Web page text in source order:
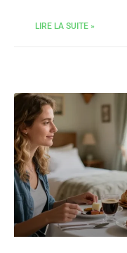
LIRE LA SUITE »